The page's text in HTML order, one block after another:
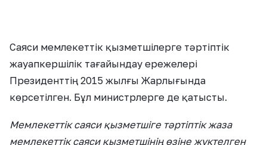
Саяси мемлекеттік қызметшілерге тәртіптік
жауапкершілік тағайындау ережелері
Президенттің 2015 жылғы Жарлығында
көрсетілген. Бұл министрлерге де қатысты.
Мемлекеттік саяси қызметшіге тәртіптік жаза
мемлекеттік саяси қызметшінің өзіне жүктелген